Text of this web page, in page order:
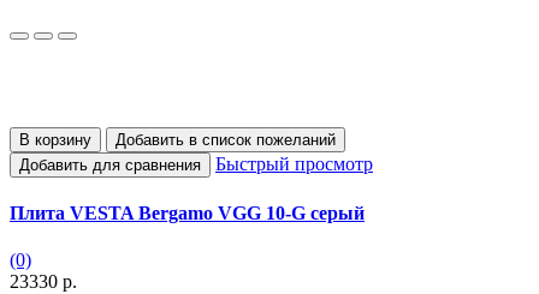
В корзину
Добавить в список пожеланий
Добавить для сравнения
Быстрый просмотр
Плита VESTA Bergamo VGG 10-G серый
(0)
23330 р.